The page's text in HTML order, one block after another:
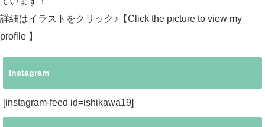
詳細はイラストをクリック♪【Click the picture to view my
profile 】
Instagram
[instagram-feed id=ishikawa19]